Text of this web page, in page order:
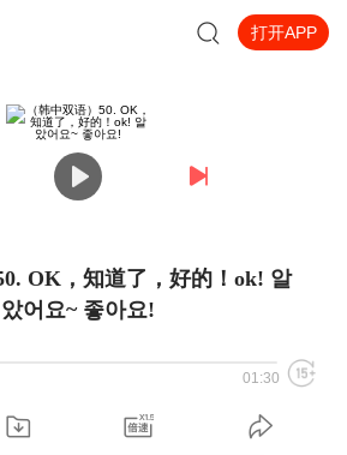
打开APP
OK，知道了，好的！ok! 알
았어요~ 좋아요!
01:30